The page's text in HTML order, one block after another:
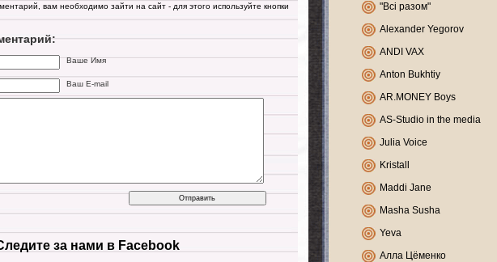
вам необходимо зайти на сайт - для этого используйте кнопки
Ваше Имя
Ваш E-mail
за нами в Facebook
"Всі разом"
Alexander Yegorov
ANDI VAX
Anton Bukhtiy
AR.MONEY Boys
AS-Studio in the media
Julia Voice
Kristall
Maddi Jane
Masha Susha
Yeva
Алла Цёменко